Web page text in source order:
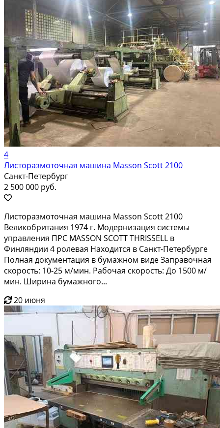
4
Листоразмоточная машина Masson Scott 2100
Санкт-Петербург
2 500 000 руб.
Листоразмоточная машина Masson Scott 2100
Великобритания 1974 г. Модернизация системы
управления ПРС MASSON SCOTT THRISSELL в
Финляндии 4 ролевая Находится в Санкт-Петербурге
Полная документация в бумажном виде Заправочная
скорость: 10-25 м/мин. Рабочая скорость: До 1500 м/
мин. Ширина бумажного...
20 июня